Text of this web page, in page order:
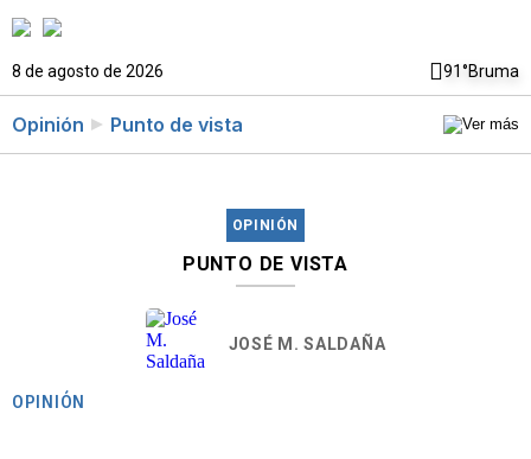
8 de agosto de 2026 91°Bruma
Opinión Punto de vista
OPINIÓN
PUNTO DE VISTA
JOSÉ M. SALDAÑA
OPINIÓN